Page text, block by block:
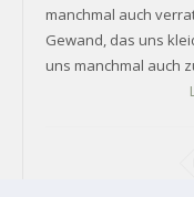
manchmal auch
Gewand, das uns
uns manchmal auch